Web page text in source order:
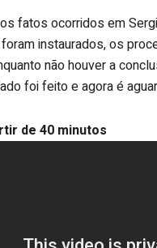
fatos ocorridos em
instaurados, os
não houver a
foi feito e agora é
de 40 minutos